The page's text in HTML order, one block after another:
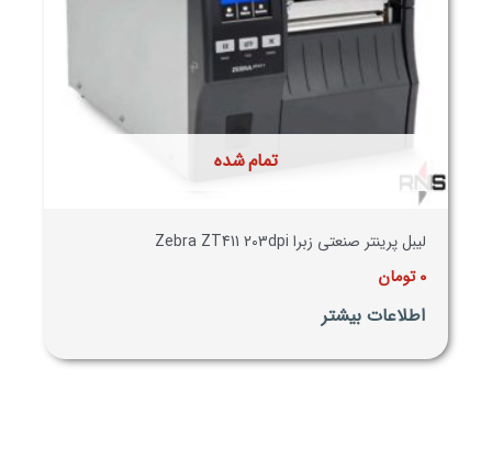
تمام شده
لیبل پرینتر صنعتی زبرا Zebra ZT411 203dpi
0تومان
اطلاعات بیشتر